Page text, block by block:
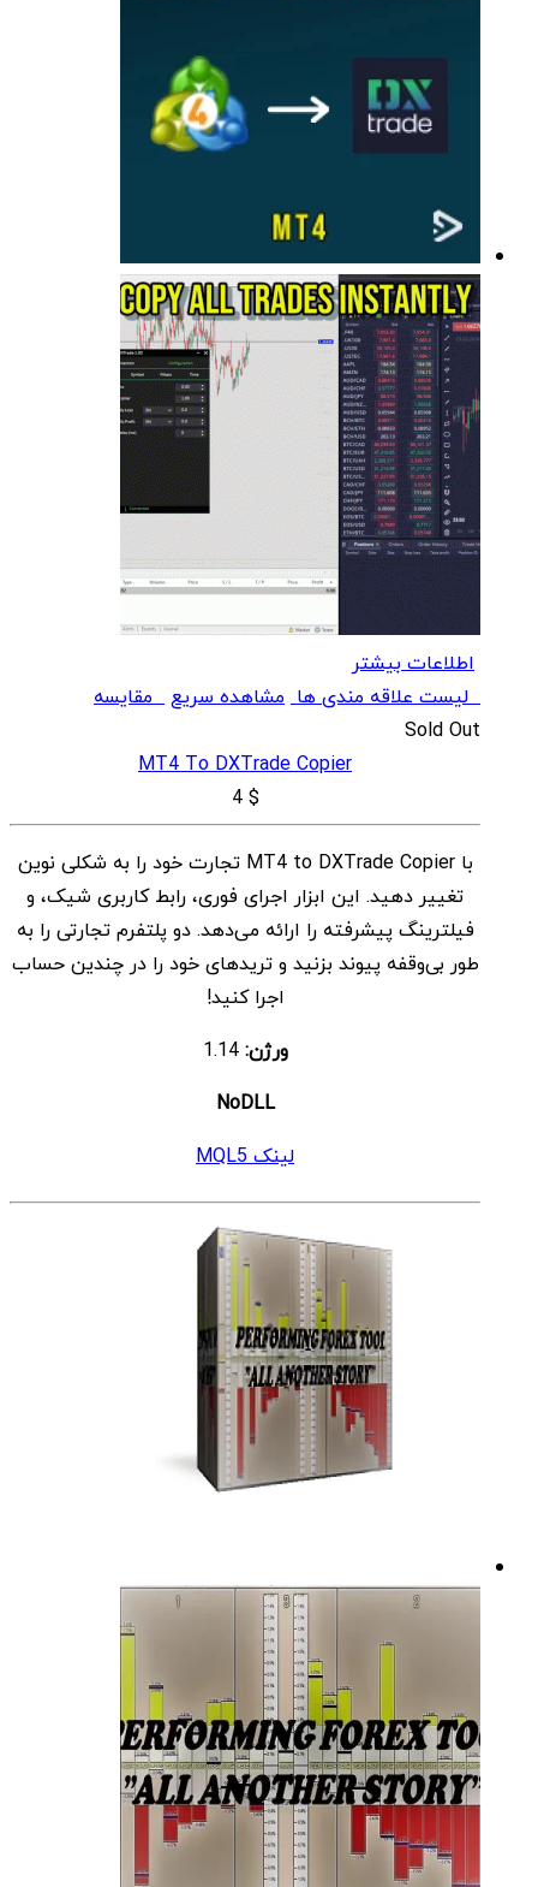
اطلاعات بیشتر
لیست علاقه مندی ها مشاهده سریعمقایسه
Sold Out
MT4 To DXTrade Copier
$
4
با MT4 to DXTrade Copier تجارت خود را به شکلی نوین
تغییر دهید. این ابزار اجرای فوری، رابط کاربری شیک، و
فیلترینگ پیشرفته را ارائه می‌دهد. دو پلتفرم تجارتی را به
طور بی‌وقفه پیوند بزنید و تریدهای خود را در چندین حساب
اجرا کنید!
ورژن:1.14
NoDLL
لینک MQL5